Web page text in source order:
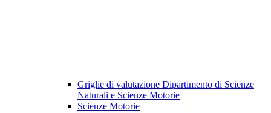
Griglie di valutazione Dipartimento di Scienze
Naturali e Scienze Motorie
Scienze Motorie